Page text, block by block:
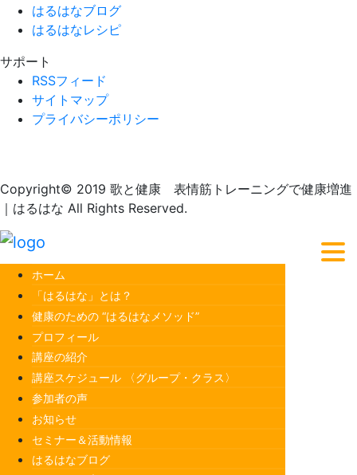
はるはなブログ
はるはなレシピ
サポート
RSSフィード
サイトマップ
プライバシーポリシー
Copyright© 2019 歌と健康 表情筋トレーニングで健康増進
｜はるはな All Rights Reserved.
ホーム
「はるはな」とは？
健康のための “はるはなメソッド”
プロフィール
講座の紹介
講座スケジュール 〈グループ・クラス〉
参加者の声
お知らせ
セミナー＆活動情報
はるはなブログ